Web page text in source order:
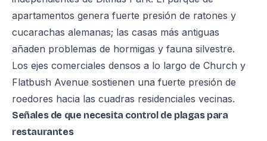
apartamentos genera fuerte presión de ratones y
cucarachas alemanas; las casas más antiguas
añaden problemas de hormigas y fauna silvestre.
Los ejes comerciales densos a lo largo de Church y
Flatbush Avenue sostienen una fuerte presión de
roedores hacia las cuadras residenciales vecinas.
Señales de que necesita control de plagas para
restaurantes